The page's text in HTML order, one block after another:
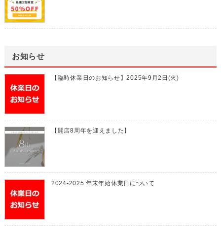
お知らせ
【臨時休業日のお知らせ】2025年9月2日(火)
【開店8周年を迎えました】
2024-2025 年末年始休業日について